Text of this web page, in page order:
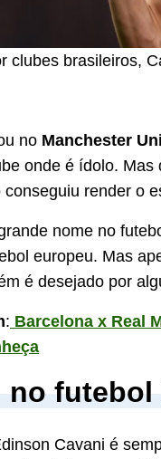
clubes brasileiros,
no Manchester
onde é ídolo. Mas
conseguiu render o
nome no
europeu. Mas
é desejado por
: Barcelona x Real
no
Cavani é